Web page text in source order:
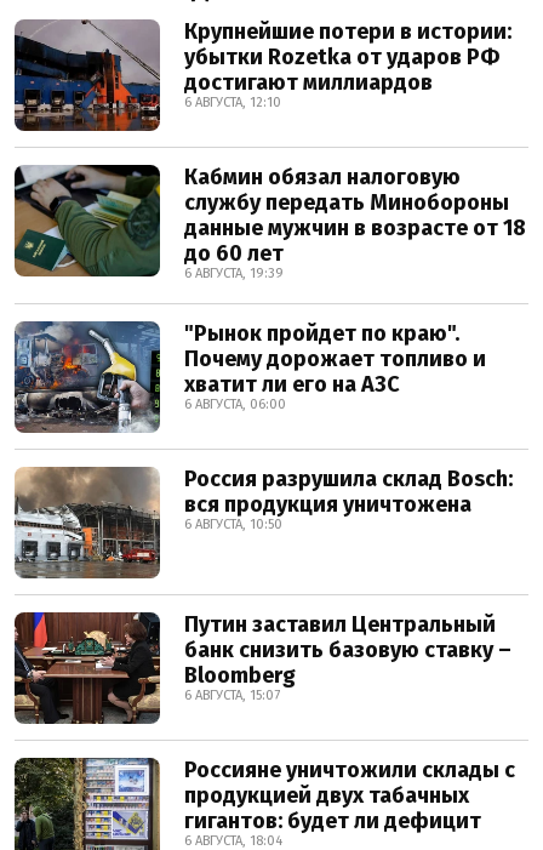
Крупнейшие потери в истории:
убытки Rozetka от ударов РФ
достигают миллиардов
6 АВГУСТА, 12:10
Кабмин обязал налоговую
службу передать Минобороны
данные мужчин в возрасте от 18
до 60 лет
6 АВГУСТА, 19:39
"Рынок пройдет по краю".
Почему дорожает топливо и
хватит ли его на АЗС
6 АВГУСТА, 06:00
Россия разрушила склад Bosch:
вся продукция уничтожена
6 АВГУСТА, 10:50
Путин заставил Центральный
банк снизить базовую ставку –
Bloomberg
6 АВГУСТА, 15:07
Россияне уничтожили склады с
продукцией двух табачных
гигантов: будет ли дефицит
6 АВГУСТА, 18:04